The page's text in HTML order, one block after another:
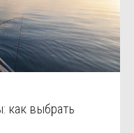
как выбрать